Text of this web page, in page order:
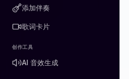
添加伴奏
歌词卡片
创作工具
AI 音效生成